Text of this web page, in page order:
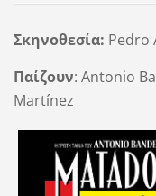
Σκηνοθεσία: Pedro
Παίζουν: Antonio
Martínez